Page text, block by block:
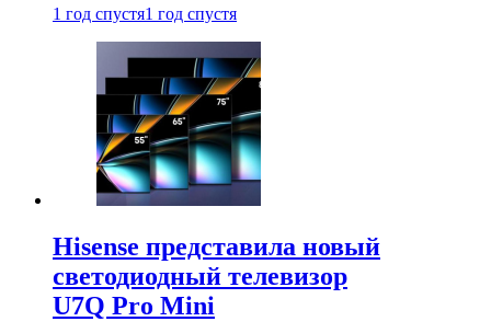
1 год спустя1 год спустя
Hisense представила новый
светодиодный телевизор
U7Q Pro Mini